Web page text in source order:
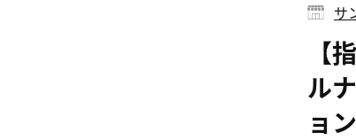
サ
【
ル
ョ